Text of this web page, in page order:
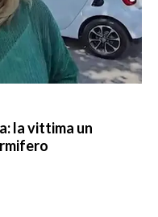
la vittima un